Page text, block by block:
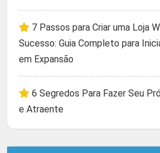
7 Passos para Criar uma Loja
Sucesso: Guia Completo para
em Expansão
6 Segredos Para Fazer Seu
e Atraente